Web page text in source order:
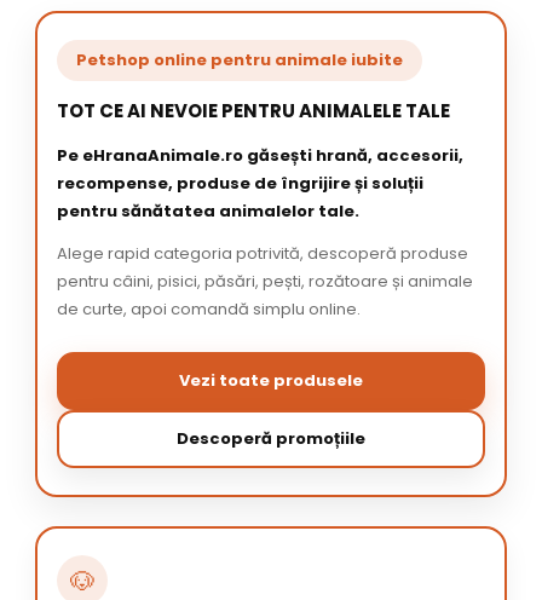
Petshop online pentru animale iubite
TOT CE AI NEVOIE PENTRU ANIMALELE TALE
Pe eHranaAnimale.ro găsești hrană, accesorii,
recompense, produse de îngrijire și soluții
pentru sănătatea animalelor tale.
Alege rapid categoria potrivită, descoperă produse
pentru câini, pisici, păsări, pești, rozătoare și animale
de curte, apoi comandă simplu online.
Vezi toate produsele
Descoperă promoțiile
🐶